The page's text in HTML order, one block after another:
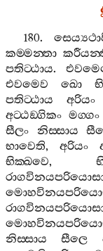
180.
කම‍්මන‍්තා
පතිට‍්ඨාය.
එවමෙව
ඛො
පතිට‍්ඨාය
අරියං
අට‍්ඨඞ‍්ගිකං මග‍්ගං
සීලං
නිස‍්සාය
භාවෙති, අරියං
භික‍්ඛවෙ,
නිස‍්සාය
සීලෙ